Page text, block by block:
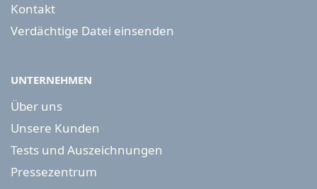
Kontakt
Verdächtige Datei einsenden
UNTERNEHMEN
Über uns
Unsere Kunden
Tests und Auszeichnungen
Pressezentrum